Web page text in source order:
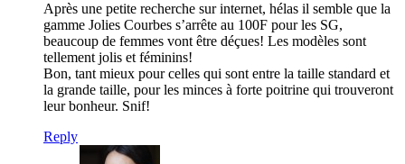
Après une petite recherche sur internet, hélas il semble que la
gamme Jolies Courbes s’arrête au 100F pour les SG,
beaucoup de femmes vont être déçues! Les modèles sont
tellement jolis et féminins!
Bon, tant mieux pour celles qui sont entre la taille standard et
la grande taille, pour les minces à forte poitrine qui trouveront
leur bonheur. Snif!
Reply